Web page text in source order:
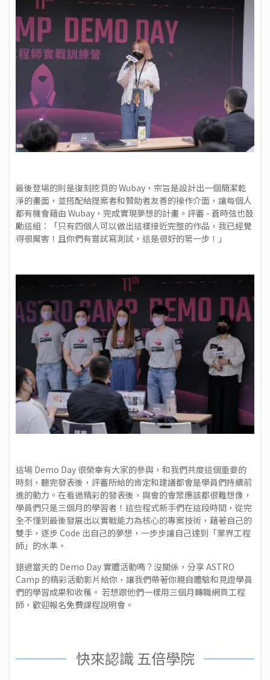
最後登場的則是復刻挖貝的 Wubay，宗旨是設計出一個簡潔乾
淨的畫面，並搭配給提案者和贊助者友善的操作介面，讓每個人
都有機會藉由 Wubay，完成實現夢想的計畫。評審 - 蒼時弦也鼓
勵這組：「只有四個人可以做出這樣接近完整的作品，我已經覺
得很厲害！且你們有嘗試寫測試，這是很好的第一步！」
這場 Demo Day 很榮幸有大家的參與，和我們共度這個重要的
時刻，聽完發表後，評審所給的肯定和建議都會是學員們持續前
進的動力。在看過精彩的發表後，與會的會眾應該都很難想像，
學員們只是三個月的學習者！這些程式新手們在這段時間，從完
全不懂到最後發展出以實戰能力為核心的專案技術，藉著自己的
雙手，逐步 Code 出自己的夢想，一步步讓自己達到「業界工程
師」的水準。
錯過當天的 Demo Day 實體活動嗎？沒關係，分享 ASTRO
Camp 的精彩活動影片 給你，讓我們帶著你親自體驗和見證學員
們的學習成果和收穫。 若想跟他們一樣用三個月轉職網頁工程
師，歡迎報名免費課程說明會 。
快來認識 五倍學院